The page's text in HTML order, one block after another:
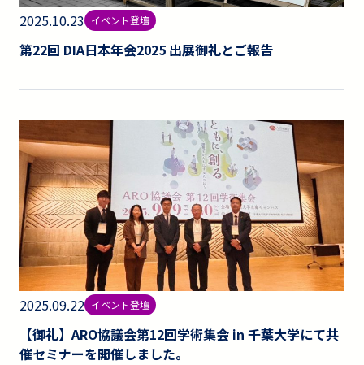
2025.10.23 イベント登壇
第22回 DIA日本年会2025 出展御礼とご報告
2025.09.22 イベント登壇
【御礼】ARO協議会第12回学術集会 in 千葉大学にて共
催セミナーを開催しました。